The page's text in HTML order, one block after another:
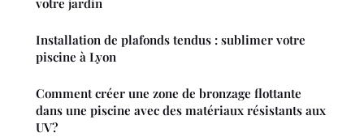
votre jardin
Installation de plafonds tendus : sublimer votre
piscine à Lyon
Comment créer une zone de bronzage flottante
dans une piscine avec des matériaux résistants aux
UV?